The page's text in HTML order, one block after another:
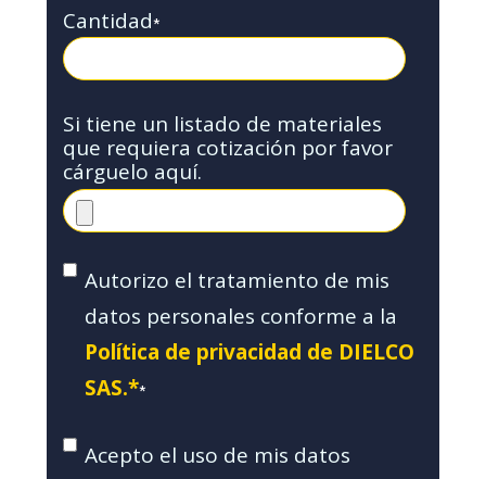
Cantidad*
Si tiene un listado de materiales
que requiera cotización por favor
cárguelo aquí.
Autorizo el tratamiento de mis
datos personales conforme a la
Política de privacidad de DIELCO
SAS.**
Acepto el uso de mis datos